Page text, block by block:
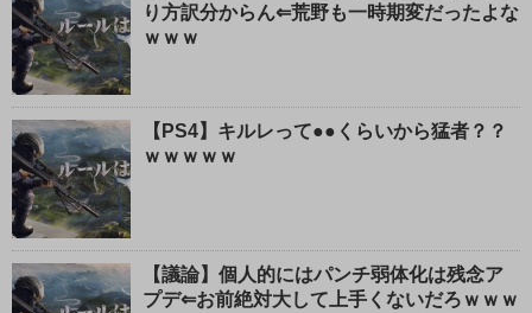
り方訳分からん⇐荒野も一時期変だったよな
ｗｗｗ
【PS4】キルレって●●くらいから猛者？？
ｗｗｗｗｗ
【議論】個人的にはパンチ弱体化は残念ア
プデ⇐お前絶対大して上手くないだろｗｗｗ